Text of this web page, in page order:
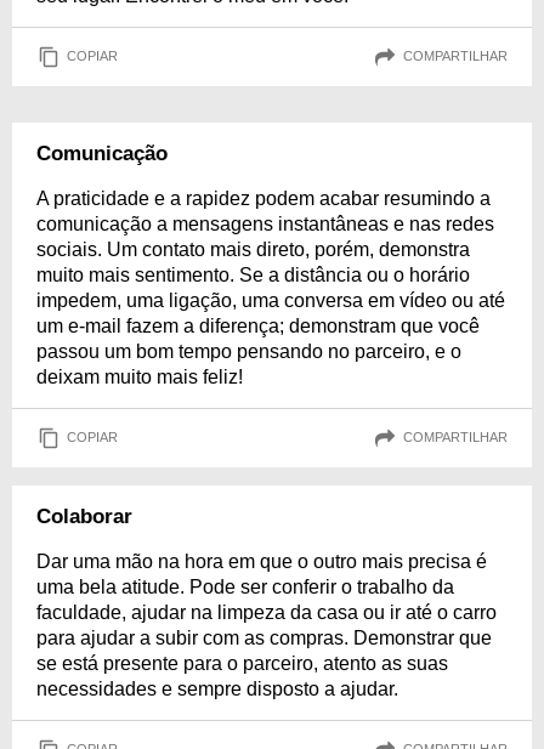
COPIAR COMPARTILHAR
Comunicação
A praticidade e a rapidez podem acabar resumindo a
comunicação a mensagens instantâneas e nas redes
sociais. Um contato mais direto, porém, demonstra
muito mais sentimento. Se a distância ou o horário
impedem, uma ligação, uma conversa em vídeo ou até
um e-mail fazem a diferença; demonstram que você
passou um bom tempo pensando no parceiro, e o
deixam muito mais feliz!
COPIAR COMPARTILHAR
Colaborar
Dar uma mão na hora em que o outro mais precisa é
uma bela atitude. Pode ser conferir o trabalho da
faculdade, ajudar na limpeza da casa ou ir até o carro
para ajudar a subir com as compras. Demonstrar que
se está presente para o parceiro, atento as suas
necessidades e sempre disposto a ajudar.